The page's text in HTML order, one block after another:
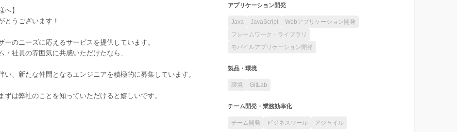
へ】
とうございます！
のニーズに応えるサービスを提供しています。
社員の雰囲気に共感いただけたなら、
、新たな仲間となるエンジニアを積極的に募集しています。
は弊社のことを知っていただけると嬉しいです。
アプリケーション開発
Java JavaScript
Webアプリケーション開発
フレームワーク・ライブラリ
モバイルアプリケーション開発
製品・環境
環境 GitLab
チーム開発・業務効率化
チーム開発 ビジネスツール アジャイル